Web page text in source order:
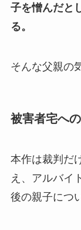
子を憎んだと
る。
そんな父親の
被害者宅へ
本作は裁判だ
え、アルバイ
後の親子につ